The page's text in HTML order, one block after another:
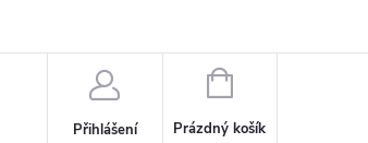
Přihlášení
NÁKUPNÍ
Prázdný košík